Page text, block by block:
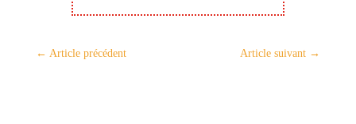
← Article précédent Article suivant →